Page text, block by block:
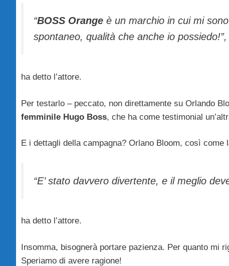
“BOSS Orange è un marchio in cui mi
spontaneo, qualità che anche io possiedo!”,
ha detto l’attore.
Per testarlo – peccato, non direttamente su Orlando
femminile Hugo Boss, che ha come testimonial
E i dettagli della campagna? Orlano Bloom, così
“E’ stato davvero divertente, e il meglio
ha detto l’attore.
Insomma, bisognerà portare pazienza. Per quanto mi
Speriamo di avere ragione!